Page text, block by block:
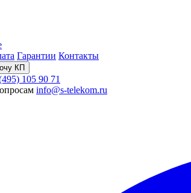
Гарантии Контакты
КП
105 90 71
info@s-telekom.ru